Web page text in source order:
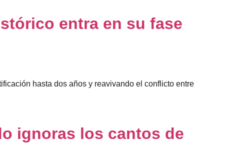
entra en su fase
hasta dos años y reavivando el conflicto entre
ignoras los cantos de